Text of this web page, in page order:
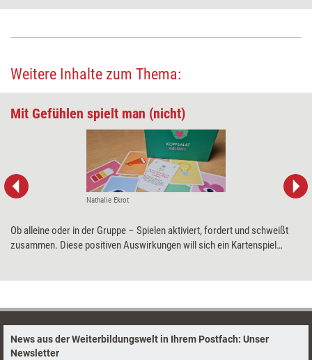
Weitere Inhalte zum Thema:
Mit Gefühlen spielt man (nicht)
Nathalie Ekrot
Ob alleine oder in der Gruppe – Spielen aktiviert, fordert und schweißt
zusammen. Diese positiven Auswirkungen will sich ein Kartenspiel
News aus der Weiterbildungswelt in Ihrem Postfach: Unser
Newsletter